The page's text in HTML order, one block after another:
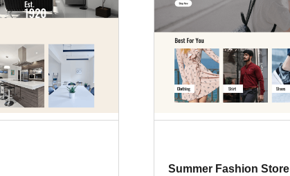
Summer Fashion Store